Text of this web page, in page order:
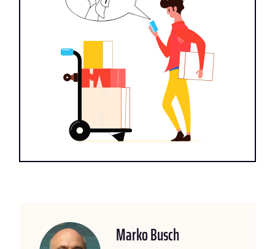
Marko Busch